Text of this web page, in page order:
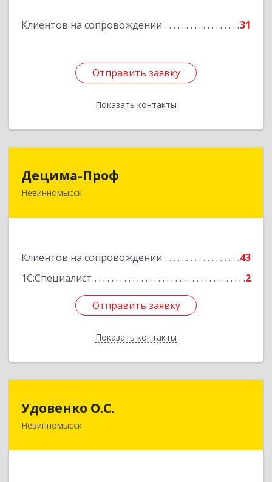
Клиентов на сопровождении 31
Отправить заявку
Показать контакты
Подробнее
Отправить заявку
Назад
Децима-Проф
Невинномысск
Клиентов на сопровождении
43
1С:Специалист
2
Отправить заявку
Показать контакты
357100, Ставропольский край, Невинномысск г,
Отправить заявку
Назад
Удовенко О.С.
Невинномысск
357 100, г.Невинномысск, ул.Революцеонная,